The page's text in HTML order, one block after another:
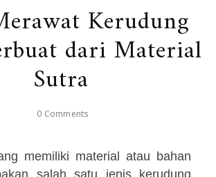
Kerudung
dari Material
Sutra
0 Comments
memiliki material atau bahan
salah satu jenis kerudung